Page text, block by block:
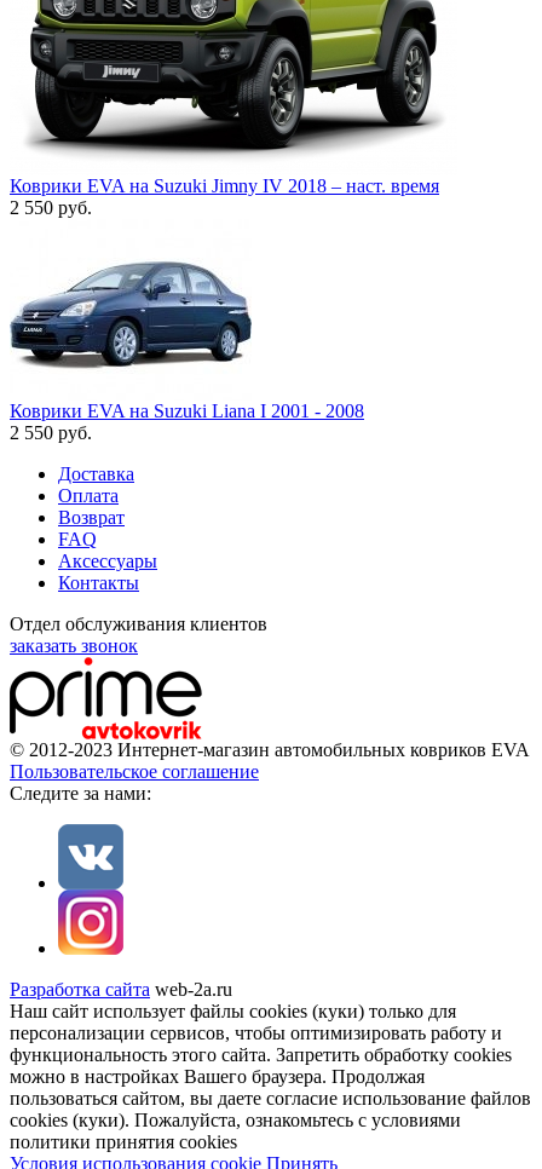
Коврики EVA на Suzuki Jimny IV 2018 – наст. время
2 550 руб.
Коврики EVA на Suzuki Liana I 2001 - 2008
2 550 руб.
Доставка
Оплата
Возврат
FAQ
Аксессуары
Контакты
Отдел обслуживания клиентов
заказать звонок
© 2012-2023 Интернет-магазин автомобильных ковриков EVA
Пользовательское соглашение
Cледите за нами:
Разработка сайта web-2a.ru
Наш сайт использует файлы cookies (куки) только для
персонализации сервисов, чтобы оптимизировать работу и
функциональность этого сайта. Запретить обработку cookies
можно в настройках Вашего браузера. Продолжая
пользоваться сайтом, вы даете согласие использование файлов
cookies (куки). Пожалуйста, ознакомьтесь с условиями
политики принятия сookies
Условия использования cookie Принять